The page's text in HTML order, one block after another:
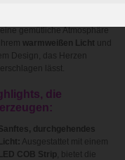
gemütliche Atmosphäre
warmweißen Licht und
Design, das Herzen
lässt.
die
durchgehendes
Licht:
Ausgestattet mit einem
LED COB Strip , bietet die